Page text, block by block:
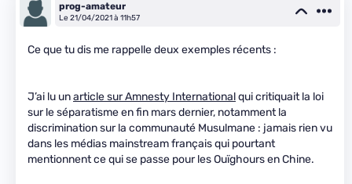
prog-amateur
Le 21/04/2021 à 11h57
Ce que tu dis me rappelle deux exemples récents :
J’ai lu unarticle sur Amnesty Internationalqui critiquait la loi
sur le séparatisme en fin mars dernier, notamment la
discrimination sur la communauté Musulmane : jamais rien vu
dans les médias mainstream français qui pourtant
mentionnent ce qui se passe pour les Ouïghours en Chine.